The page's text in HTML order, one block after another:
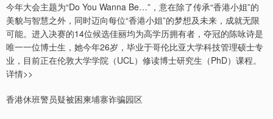
今年大会主题为“Do You Wanna Be…”，意在除了传承“香港小姐”的
美貌与智慧之外，同时迈向每位“香港小姐”的梦想及未来，成就无限
可能。进入决赛的14位候选佳丽均为高学历拥有者，夺冠的陈咏诗是
唯一一位博士生，她今年26岁，毕业于哥伦比亚大学科技管理硕士专
业，目前正在伦敦大学学院（UCL）修读博士研究生（PhD）课程。
详情>>
香港休班警员疑被困柬埔寨诈骗园区